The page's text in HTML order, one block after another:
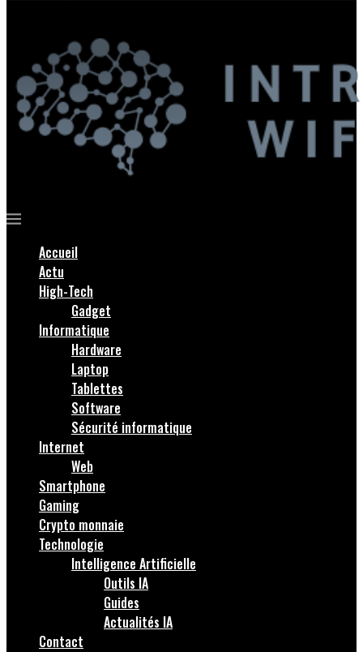
Accueil
Actu
High-Tech
Gadget
Informatique
Hardware
Laptop
Tablettes
Software
Sécurité informatique
Internet
Web
Smartphone
Gaming
Crypto monnaie
Technologie
Intelligence Artificielle
Outils IA
Guides
Actualités IA
Contact